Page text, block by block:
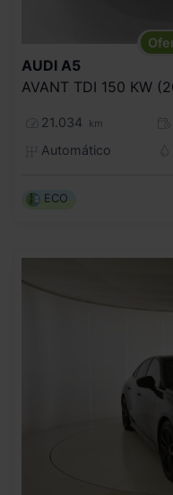
AUDI A5
21.034 km
Automático
ECO